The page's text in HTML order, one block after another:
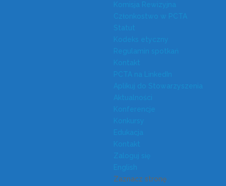
Komisja Rewizyjna
Członkostwo w PCTA
Statut
Kodeks etyczny
Regulamin spotkań
Kontakt
PCTA na LinkedIn
Aplikuj do Stowarzyszenia
Aktualności
Konferencje
Konkursy
Edukacja
Kontakt
Zaloguj się
English
Zaznacz stronę